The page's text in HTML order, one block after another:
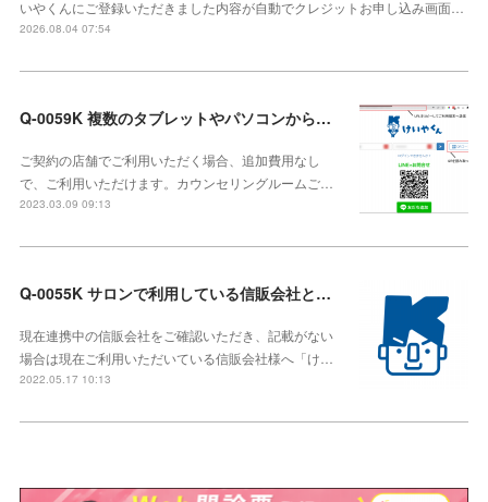
いやくんにご登録いただきました内容が自動でクレジットお申し込み画面…
2026.08.04 07:54
Q-0059K 複数のタブレットやパソコンから利用できますか？
ご契約の店舗でご利用いただく場合、追加費用なし
で、ご利用いただけます。カウンセリングルームご…
2023.03.09 09:13
Q-0055K サロンで利用している信販会社とも連携して利用したい。
現在連携中の信販会社をご確認いただき、記載がない
場合は現在ご利用いただいている信販会社様へ「け…
2022.05.17 10:13